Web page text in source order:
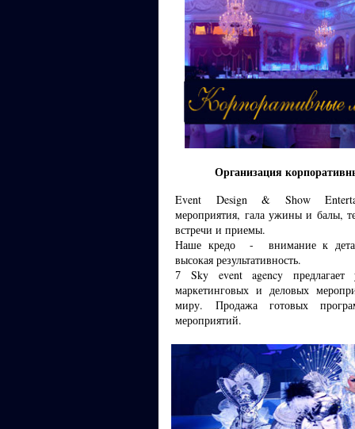
Организация
Event Design & Show
мероприятия, гала ужины и балы,
встречи и приемы.
Наше кредо - внимание к
высокая результативность.
7Sky event agency предлагает
маркетинговых и деловых
миру. Продажа готовых
мероприятий.